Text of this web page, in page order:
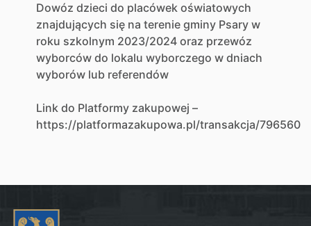
Dowóz dzieci do placówek oświatowych
znajdujących się na terenie gminy Psary w
roku szkolnym 2023/2024 oraz przewóz
wyborców do lokalu wyborczego w dniach
wyborów lub referendów
Link do Platformy zakupowej –
https://platformazakupowa.pl/transakcja/796560